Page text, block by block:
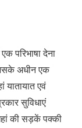
परिभाषा देना
अधीन एक
यातायात एवं
सुविधाएं
की सड़कें पक्की